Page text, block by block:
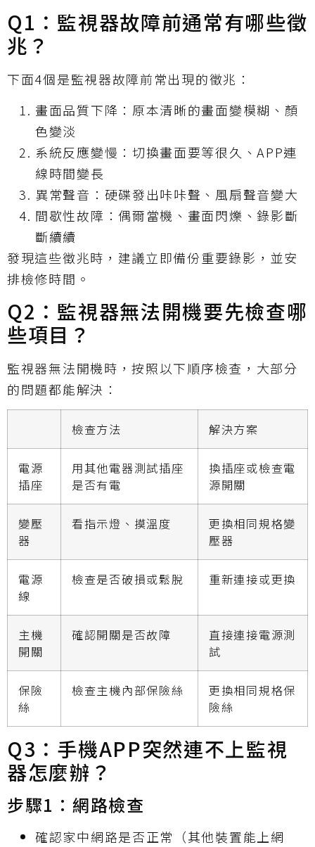
Q1：監視器故障前通常有哪些徵
兆？
下面4個是監視器故障前常出現的徵兆：
畫面品質下降：原本清晰的畫面變模糊、顏
色變淡
系統反應變慢：切換畫面要等很久、APP連
線時間變長
異常聲音：硬碟發出咔咔聲、風扇聲音變大
間歇性故障：偶爾當機、畫面閃爍、錄影斷
斷續續
發現這些徵兆時，建議立即備份重要錄影，並安
排檢修時間。
Q2：監視器無法開機要先檢查哪
些項目？
監視器無法開機時，按照以下順序檢查，大部分
的問題都能解決：
檢查方法 解決方案
電源
插座
用其他電器測試插座
是否有電
換插座或檢查電
源開關
變壓
器
看指示燈、摸溫度
更換相同規格變
壓器
電源
線
檢查是否破損或鬆脫 重新連接或更換
主機
開關
確認開關是否故障
直接連接電源測
試
保險
絲
檢查主機內部保險絲
更換相同規格保
險絲
Q3：手機APP突然連不上監視
器怎麼辦？
步驟1：網路檢查
確認家中網路是否正常（其他裝置能上網